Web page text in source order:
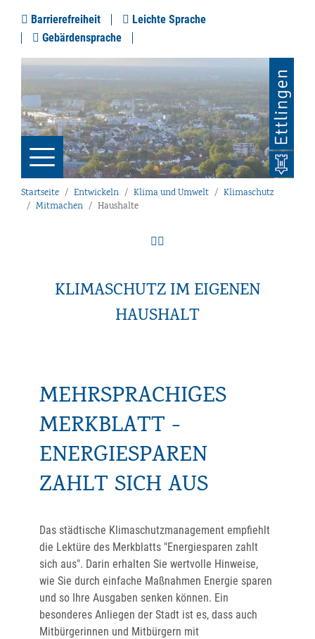
Barrierefreiheit
Leichte Sprache
Gebärdensprache
Startseite Entwickeln Klima und Umwelt
Klimaschutz
Mitmachen
Haushalte
KLIMASCHUTZ IM EIGENEN
HAUSHALT
MEHRSPRACHIGES
MERKBLATT -
ENERGIESPAREN
ZAHLT SICH AUS
Das städtische Klimaschutzmanagement empfiehlt
die Lektüre des Merkblatts "Energiesparen zahlt
sich aus". Darin erhalten Sie wertvolle Hinweise,
wie Sie durch einfache Maßnahmen Energie sparen
und so Ihre Ausgaben senken können. Ein
besonderes Anliegen der Stadt ist es, dass auch
Mitbürgerinnen und Mitbürgern mit